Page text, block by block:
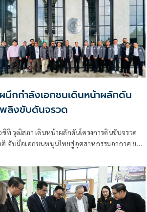
นึกกำลังเอกชนเดินหน้าผลักดัน
พลิงขับดันจรวด
ซีที วุฒิสภา เดินหน้าผลักดันโครงการดินขับจรวด
ติ จับมือเอกชนหนุนไทยสู่อุตสาหกรรมอวกาศ ยก